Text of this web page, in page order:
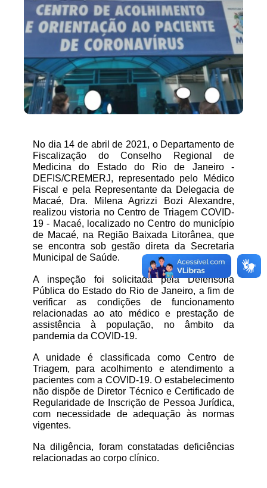
No dia 14 de abril de 2021, o Departamento de
Fiscalização do Conselho Regional de
Medicina do Estado do Rio de Janeiro -
DEFIS/CREMERJ, representado pelo Médico
Fiscal e pela Representante da Delegacia de
Macaé, Dra. Milena Agrizzi Bozi Alexandre,
realizou vistoria no Centro de Triagem COVID-
19 - Macaé, localizado no Centro do município
de Macaé, na Região Baixada Litorânea, que
se encontra sob gestão direta da Secretaria
Municipal de Saúde.
A inspeção foi solicitada pela Defensoria
Pública do Estado do Rio de Janeiro, a fim de
verificar as condições de funcionamento
relacionadas ao ato médico e prestação de
assistência à população, no âmbito da
pandemia da COVID-19.
A unidade é classificada como Centro de
Triagem, para acolhimento e atendimento a
pacientes com a COVID-19. O estabelecimento
não dispõe de Diretor Técnico e Certificado de
Regularidade de Inscrição de Pessoa Jurídica,
com necessidade de adequação às normas
vigentes.
Na diligência, foram constatadas deficiências
relacionadas ao corpo clínico.